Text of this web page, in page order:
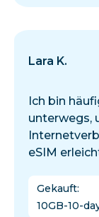
Lara K.
Ich bin
unterwegs,
eSIM
Gekauft:
10GB-10-